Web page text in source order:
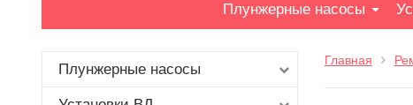
Плунжерные насосы
Плунжерные насосы
Главная